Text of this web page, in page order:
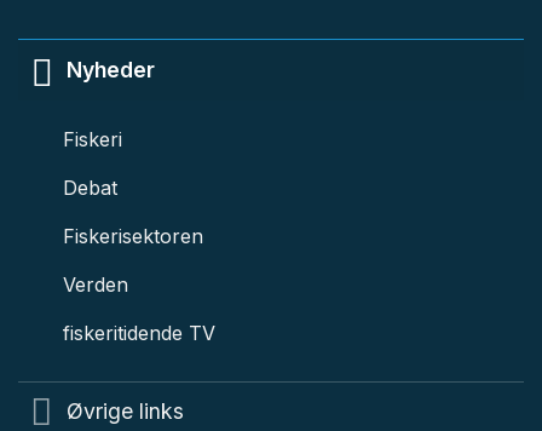
Nyheder
Fiskeri
Debat
Fiskerisektoren
Verden
fiskeritidende TV
Øvrige links